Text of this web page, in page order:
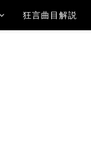
狂言曲目解説